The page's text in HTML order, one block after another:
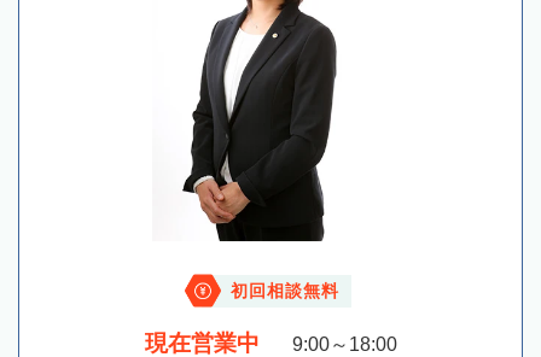
初回相談無料
現在営業中 9:00～18:00